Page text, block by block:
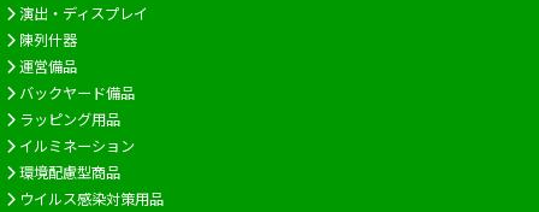
演出・ディスプレイ
陳列什器
運営備品
バックヤード備品
ラッピング用品
イルミネーション
環境配慮型商品
ウイルス感染対策用品